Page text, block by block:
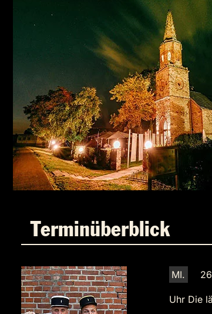
Terminüberblick
MI.
Uhr Die